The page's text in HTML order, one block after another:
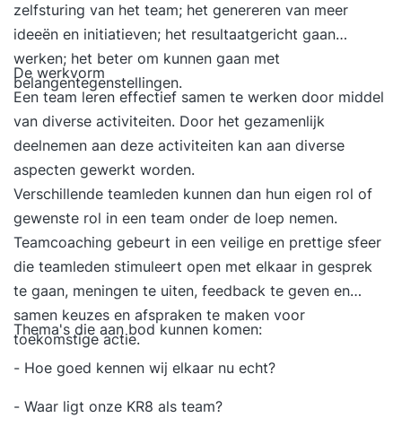
zelfsturing van het team; het genereren van meer
ideeën en initiatieven; het resultaatgericht gaan
werken; het beter om kunnen gaan met
belangentegenstellingen.
De werkvorm
Een team leren effectief samen te werken door middel
van diverse activiteiten. Door het gezamenlijk
deelnemen aan deze activiteiten kan aan diverse
aspecten gewerkt worden.
Verschillende teamleden kunnen dan hun eigen rol of
gewenste rol in een team onder de loep nemen.
Teamcoaching gebeurt in een veilige en prettige sfeer
die teamleden stimuleert open met elkaar in gesprek
te gaan, meningen te uiten, feedback te geven en
samen keuzes en afspraken te maken voor
toekomstige actie.
Thema's die aan bod kunnen komen:
- Hoe goed kennen wij elkaar nu echt?
- Waar ligt onze KR8 als team?